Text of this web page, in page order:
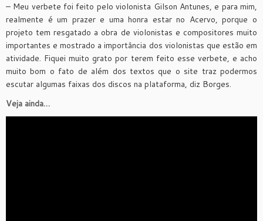
– Meu verbete foi feito pelo violonista Gilson Antunes, e para mim,
realmente é um prazer e uma honra estar no Acervo, porque o
projeto tem resgatado a obra de violonistas e compositores muito
importantes e mostrado a importância dos violonistas que estão em
atividade. Fiquei muito grato por terem feito esse verbete, e acho
muito bom o fato de além dos textos que o site traz podermos
escutar algumas faixas dos discos na plataforma, diz Borges.
Veja ainda…